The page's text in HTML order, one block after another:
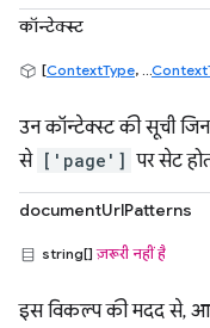
कॉन्टेक्स्ट
[ContextType, ...
उन कॉन्टेक्स्ट की सूची
से ['page'] पर सेट
documentUrlPatterns
string[]ज़रूरी नहीं है
इस विकल्प की मदद से,